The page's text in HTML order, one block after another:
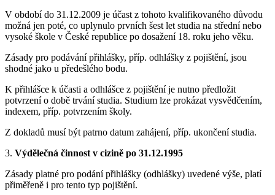
V období do 31.12.2009 je účast z tohoto kvalifikovaného důvodu
možná jen poté, co uplynulo prvních šest let studia na střední nebo
vysoké škole v České republice po dosažení 18. roku jeho věku.
Zásady pro podávání přihlášky, příp. odhlášky z pojištění, jsou
shodné jako u předešlého bodu.
K přihlášce k účasti a odhlášce z pojištění je nutno předložit
potvrzení o době trvání studia. Studium lze prokázat vysvědčením,
indexem, příp. potvrzením školy.
Z dokladů musí být patrno datum zahájení, příp. ukončení studia.
3. Výdělečná činnost v cizině po 31.12.1995
Zásady platné pro podání přihlášky (odhlášky) uvedené výše, platí
přiměřeně i pro tento typ pojištění.